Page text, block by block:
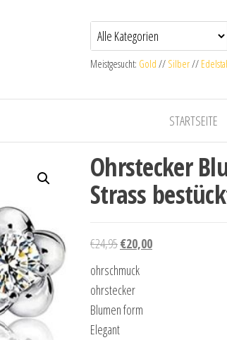
Meistgesucht: Gold // Silber//
STARTSEITE
Ohrstecker
Strass
€24,95Ursprünglicher Preis war:
€20,00Aktueller Preis ist:
ohrschmuck
ohrstecker
Blumen form
Elegant